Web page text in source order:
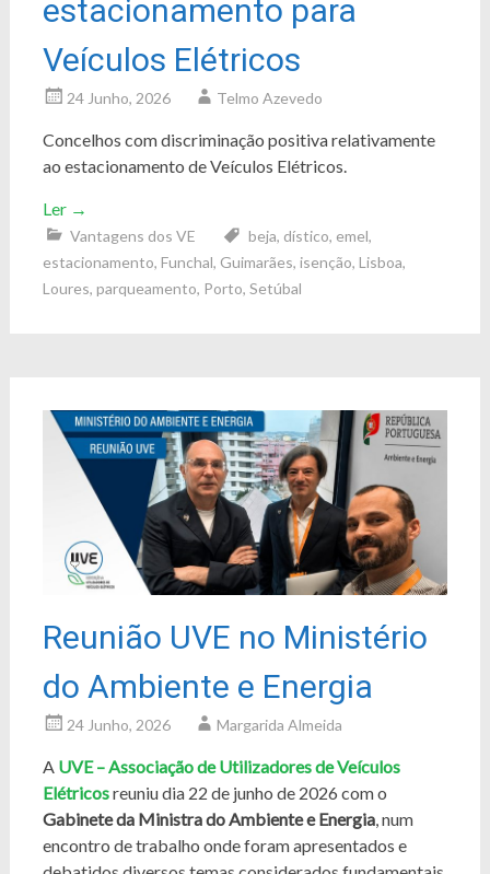
estacionamento para
Veículos Elétricos
24 Junho, 2026 Telmo Azevedo
Concelhos com discriminação positiva relativamente
ao estacionamento de Veículos Elétricos.
Ler →
Vantagens dos VE beja, dístico, emel,
estacionamento, Funchal, Guimarães, isenção, Lisboa,
Loures, parqueamento, Porto, Setúbal
Reunião UVE no Ministério
do Ambiente e Energia
24 Junho, 2026 Margarida Almeida
A UVE – Associação de Utilizadores de Veículos
Elétricosreuniu dia 22 de junho de 2026 com o
Gabinete da Ministra do Ambiente e Energia, num
encontro de trabalho onde foram apresentados e